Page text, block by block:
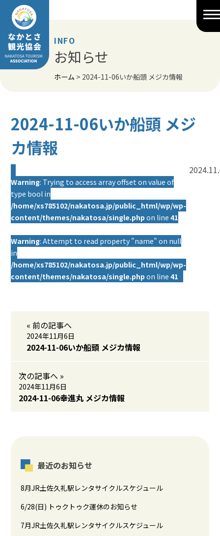
Skip
content
INFO
お知らせ
ホーム > 2024-11-06いか船頭 メジカ情報
2024-11-06いか船頭 メジ
カ情報
Warning: Trying to access array offset on value of
type bool in
/home/xs785102/nakatosa.jp/public_html/wp/wp-
content/themes/nakatosa/single.php on line41
Warning: Attempt to read property "name" on null
in
/home/xs785102/nakatosa.jp/public_html/wp/wp-
content/themes/nakatosa/single.php on line41
« 前の記事へ
2024年11月6日
2024-11-06いか船頭 メジカ情報
次の記事へ »
2024年11月6日
2024-11-06幸進丸 メジカ情報
最近のお知らせ
8月JR土佐久礼駅レンタサイクルスケジュール
6/28(日) トゥクトゥク運休のお知らせ
7月JR土佐久礼駅レンタサイクルスケジュール